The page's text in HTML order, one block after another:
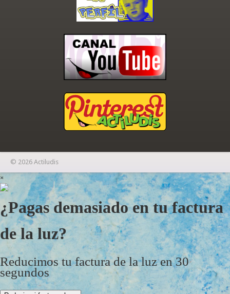
© 2026 Actiludis
×
¿Pagas demasiado en tu factura
de la luz?
Reducimos tu factura de la luz en 30
segundos